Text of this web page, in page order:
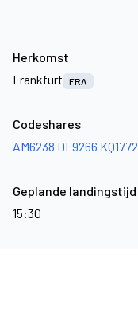
Herkomst
Frankfurt
FRA
Codeshares
AM6238 DL9266 KQ1772
Geplande landingstijd
15:30